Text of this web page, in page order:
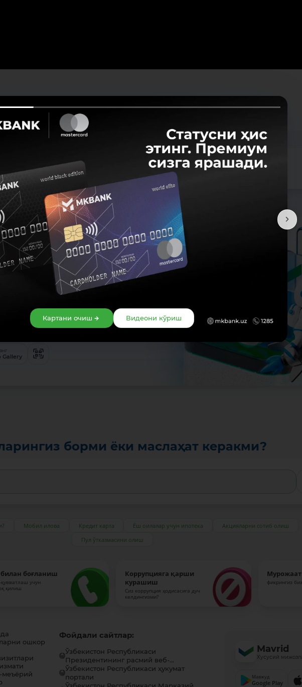
Улашиш: Telegram X
"Оммабоп"
орқали ўрнатинг:
Gallery
борми ёки маслаҳат керакми?
Мобил илова Кредит карта Ёш оилалар учун ипотека
Акцияларни сотиб олиш
Пул ўтказмасини олиш
боғланиш
қувватлаш учун
қилиш
Коррупцияга қарши
курашиш
Сиз коррупция ҳодисасига дуч
келдингизми?
фикрингиз
ошкор
меъёрий
Фойдали сайтлар:
Ўзбекистон Республикаси
Президентининг расмий веб-...
Ўзбекистон Республикаси ҳукумат
портали
Mavrid
Хусусий
Мавжуд
Google Play
Картани очиш Видеони кўриш